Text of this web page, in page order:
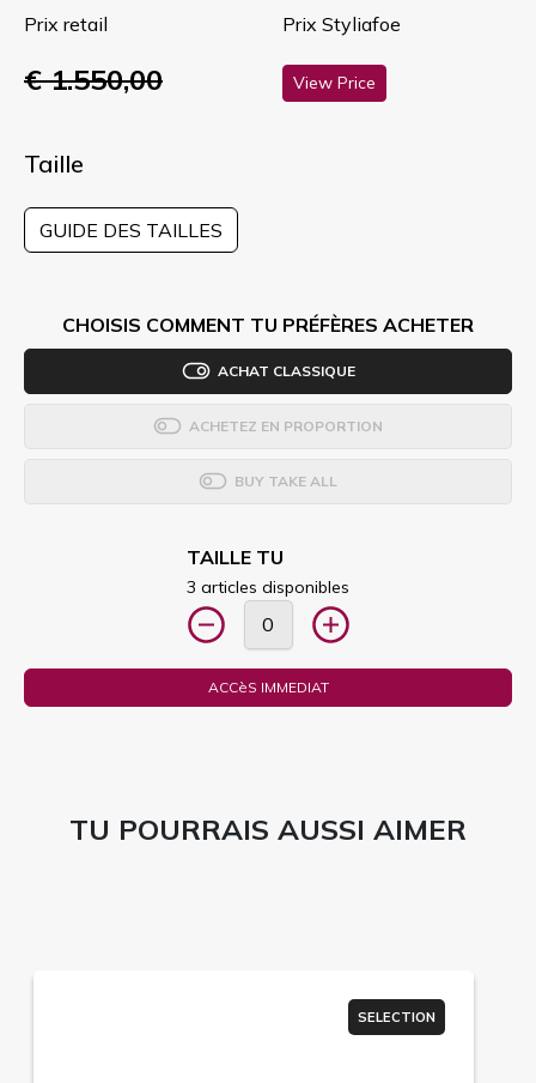
Prix retail
€ 1.550,00
Prix Styliafoe
View Price
Taille
GUIDE DES TAILLES
CHOISIS COMMENT TU PRÉFÈRES ACHETER
ACHAT CLASSIQUE
ACHETEZ EN PROPORTION
BUY TAKE ALL
TAILLE TU
3 articles disponibles
ACCèS IMMEDIAT
TU POURRAIS AUSSI AIMER
SELECTION